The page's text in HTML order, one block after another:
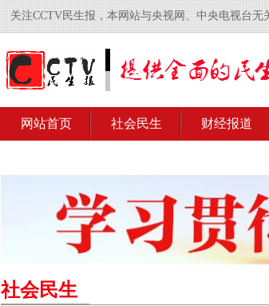
关注CCTV民生报，本网站与央视网、中央电视台无
网站首页 社会民生 财经报道
社会民生